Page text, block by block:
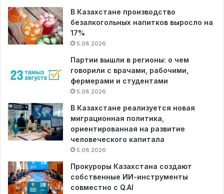
В Казахстане производство
безалкогольных напитков выросло на
17%
5.08.2026
Партии вышли в регионы: о чем
говорили с врачами, рабочими,
фермерами и студентами
5.08.2026
В Казахстане реализуется новая
миграционная политика,
ориентированная на развитие
человеческого капитала
5.08.2026
Прокуроры Казахстана создают
собственные ИИ-инструменты
совместно с Q.AI